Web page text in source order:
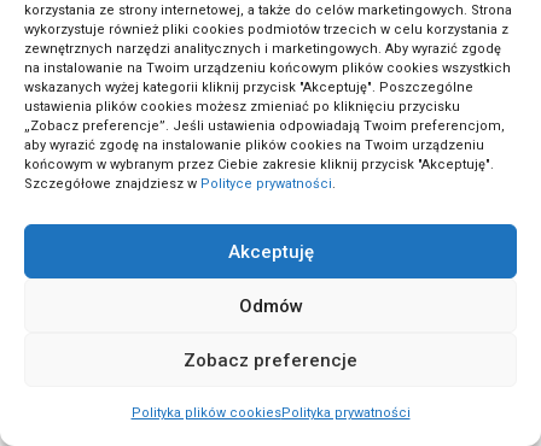
korzystania ze strony internetowej, a także do celów marketingowych. Strona
wykorzystuje również pliki cookies podmiotów trzecich w celu korzystania z
zewnętrznych narzędzi analitycznych i marketingowych. Aby wyrazić zgodę
na instalowanie na Twoim urządzeniu końcowym plików cookies wszystkich
wskazanych wyżej kategorii kliknij przycisk "Akceptuję". Poszczególne
ustawienia plików cookies możesz zmieniać po kliknięciu przycisku
„Zobacz preferencje”. Jeśli ustawienia odpowiadają Twoim preferencjom,
aby wyrazić zgodę na instalowanie plików cookies na Twoim urządzeniu
końcowym w wybranym przez Ciebie zakresie kliknij przycisk "Akceptuję".
Szczegółowe znajdziesz w Polityce prywatności.
Akceptuję
Odmów
Zobacz preferencje
Polityka plików cookiesPolityka prywatności
Zdrowe odżywianie (2)
Zdrowie dzieci
Zdrowie i fitness
ActivePortal.pl to miejsce, gdzie możesz znaleźć wiele ciekawych
informacji na przeróżne tematy. Dołącz do naszej społeczności,